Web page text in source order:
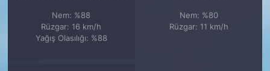
Nem: %88
Rüzgar: 16 km/h
Yağış Olasılığı: %88
Nem: %80
Rüzgar: 11 km/h